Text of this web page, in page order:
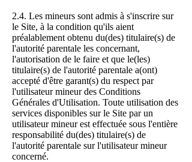
2.4. Les mineurs sont admis à s'inscrire sur
le Site, à la condition qu'ils aient
préalablement obtenu du(des) titulaire(s) de
l'autorité parentale les concernant,
l'autorisation de le faire et que le(les)
titulaire(s) de l'autorité parentale a(ont)
accepté d'être garant(s) du respect par
l'utilisateur mineur des Conditions
Générales d'Utilisation. Toute utilisation des
services disponibles sur le Site par un
utilisateur mineur est effectuée sous l'entière
responsabilité du(des) titulaire(s) de
l'autorité parentale sur l'utilisateur mineur
concerné.​